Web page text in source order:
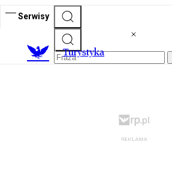
Serwisy
Turystyka